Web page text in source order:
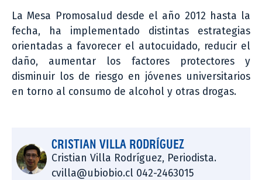
La Mesa Promosalud desde el año 2012 hasta la
fecha, ha implementado distintas estrategias
orientadas a favorecer el autocuidado, reducir el
daño, aumentar los factores protectores y
disminuir los de riesgo en jóvenes universitarios
en torno al consumo de alcohol y otras drogas.
CRISTIAN VILLA RODRÍGUEZ
Cristian Villa Rodríguez, Periodista.
cvilla@ubiobio.cl 042-2463015